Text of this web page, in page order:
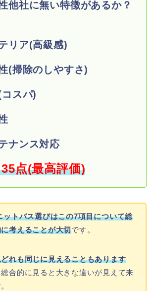
他社に無い特徴があるか？
リア(高級感)
(掃除のしやすさ)
コスパ)
性
ナンス対応
(最高評価)
ットバス選びはこの7項目について総
考えることが大切です。
れも同じに見えることもあります
総合的に見ると大きな違いが見えて来